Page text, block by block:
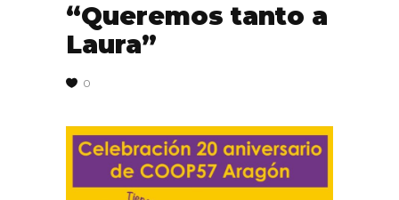
“Queremos tanto a
Laura”
0